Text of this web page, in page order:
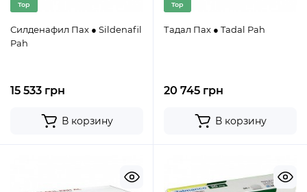
Top
Силденафил Пах ● Sildenafil
Pah
15 533 грн
В корзину
Top
Тадал Пах ● Tadal Pah
20 745 грн
В корзину